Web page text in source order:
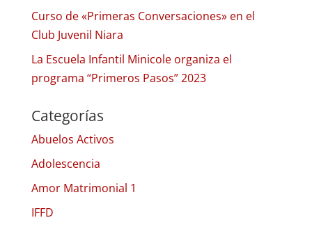
Curso de «Primeras Conversaciones» en el
Club Juvenil Niara
La Escuela Infantil Minicole organiza el
programa “Primeros Pasos” 2023
Categorías
Abuelos Activos
Adolescencia
Amor Matrimonial 1
IFFD